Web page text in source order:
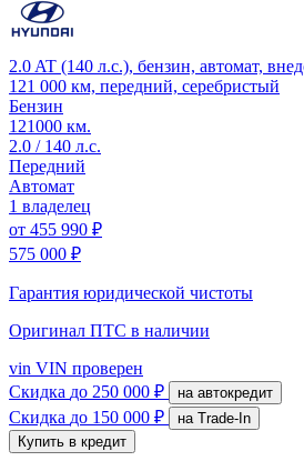
2.0 AT (140 л.с.), бензин, автомат,
121 000 км, передний, серебристый
Бензин
121000 км.
2.0 / 140 л.с.
Передний
Автомат
1 владелец
от 455 990 ₽
575 000 ₽
Гарантия юридической чистоты
Оригинал ПТС в наличии
vin VIN проверен
Скидка до 250 000 ₽ на автокредит
Скидка до 150 000 ₽
на Trade-In
Купить в кредит